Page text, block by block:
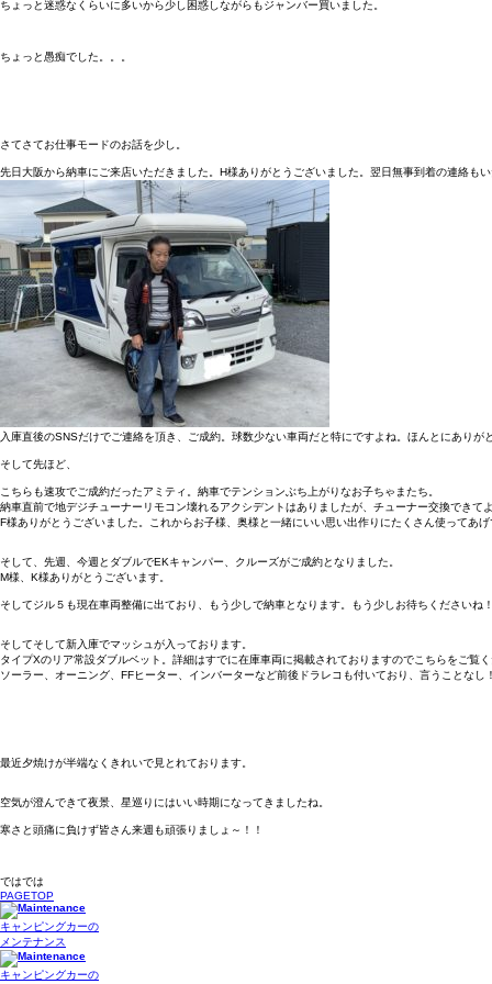
ちょっと迷惑なくらいに多いから少し困惑しながらもジャンバー買いました。
ちょっと愚痴でした。。。
さてさてお仕事モードのお話を少し。
先日大阪から納車にご来店いただきました。H様ありがとうございました。翌日無事到着の連絡もい
入庫直後のSNSだけでご連絡を頂き、ご成約。球数少ない車両だと特にですよね。ほんとにありが
そして先ほど、
こちらも速攻でご成約だったアミティ。納車でテンションぶち上がりなお子ちゃまたち。
納車直前で地デジチューナーリモコン壊れるアクシデントはありましたが、チューナー交換できて
F様ありがとうございました。これからお子様、奥様と一緒にいい思い出作りにたくさん使ってあげ
そして、先週、今週とダブルでEKキャンパー、クルーズがご成約となりました。
M様、K様ありがとうございます。
そしてジル５も現在車両整備に出ており、もう少しで納車となります。もう少しお待ちくださいね！
そしてそして新入庫でマッシュが入っております。
タイプXのリア常設ダブルベット。詳細はすでに在庫車両に掲載されておりますのでこちらをご覧く
ソーラー、オーニング、FFヒーター、インバーターなど前後ドラレコも付いており、言うことなし
最近夕焼けが半端なくきれいで見とれております。
空気が澄んできて夜景、星巡りにはいい時期になってきましたね。
寒さと頭痛に負けず皆さん来週も頑張りましょ～！！
ではでは
PAGETOP
キャンピングカーの
メンテナンス
キャンピングカーの